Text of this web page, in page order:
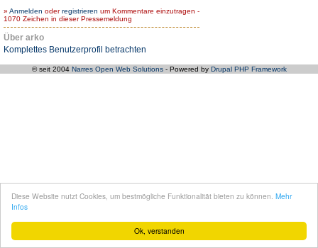
Ok, verstanden
Diese Website nutzt Cookies, um bestmögliche Funktionalität bieten zu können. Mehr
Infos
» Anmelden oderregistrieren um Kommentare einzutragen -
1070 Zeichen in dieser Pressemeldung
Über arko
Komplettes Benutzerprofil betrachten
© seit 2004 Narres Open Web Solutions- Powered by Drupal PHP Framework